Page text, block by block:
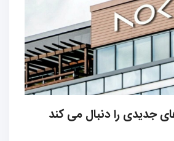
جدیدی را دنبال می کند